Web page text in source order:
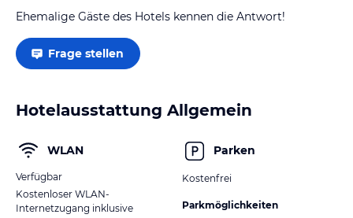
Ehemalige Gäste des Hotels kennen die Antwort!
Frage stellen
Hotelausstattung Allgemein
WLAN
Verfügbar
Kostenloser WLAN-
Internetzugang inklusive
Parken
Kostenfrei
Parkmöglichkeiten